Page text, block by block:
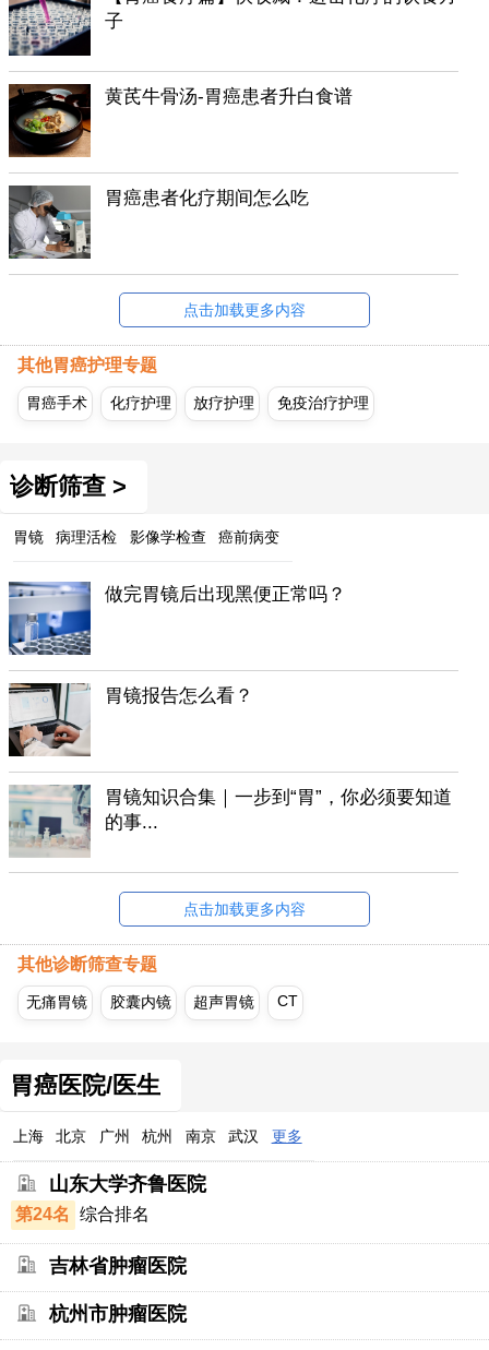
子
黄芪牛骨汤-胃癌患者升白食谱
胃癌患者化疗期间怎么吃
点击加载更多内容
其他胃癌护理专题
胃癌手术 化疗护理 放疗护理 免疫治疗护理
诊断筛查 >
胃镜 病理活检 影像学检查 癌前病变
做完胃镜后出现黑便正常吗？
胃镜报告怎么看？
胃镜知识合集｜一步到“胃”，你必须要知道
的事...
点击加载更多内容
其他诊断筛查专题
无痛胃镜 胶囊内镜 超声胃镜 CT
胃癌医院/医生
上海 北京 广州 杭州 南京 武汉 更多
山东大学齐鲁医院
第24名 综合排名
吉林省肿瘤医院
杭州市肿瘤医院